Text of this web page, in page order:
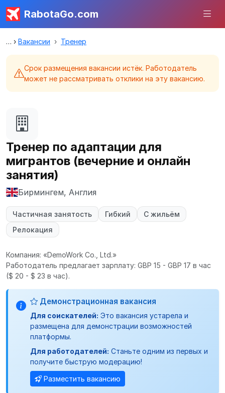
RabotaGo.com
Вакансии Тренер
Срок размещения вакансии истёк. Работодатель
может не рассматривать отклики на эту вакансию.
Тренер по адаптации для
мигрантов (вечерние и онлайн
занятия)
Бирмингем, Англия
Частичная занятость Гибкий
С жильём
Релокация
Компания: «DemoWork Co., Ltd.»
Работодатель предлагает зарплату: GBP 15 - GBP 17 в час
($ 20 - $ 23 в час).
Демонстрационная вакансия
Для соискателей: Это вакансия устарела и
размещена для демонстрации возможностей
платформы.
Для работодателей: Станьте одним из первых и
получите быструю модерацию!
Разместить вакансию